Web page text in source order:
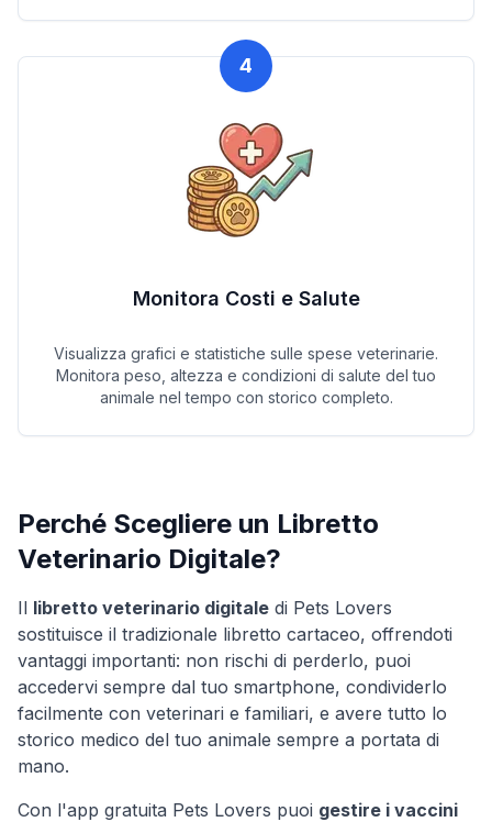
4
Monitora Costi e Salute
Visualizza grafici e statistiche sulle spese veterinarie.
Monitora peso, altezza e condizioni di salute del tuo
animale nel tempo con storico completo.
Perché Scegliere un Libretto
Veterinario Digitale?
Il libretto veterinario digitale di Pets Lovers
sostituisce il tradizionale libretto cartaceo, offrendoti
vantaggi importanti: non rischi di perderlo, puoi
accedervi sempre dal tuo smartphone, condividerlo
facilmente con veterinari e familiari, e avere tutto lo
storico medico del tuo animale sempre a portata di
mano.
Con l'app gratuita Pets Lovers puoi gestire i vaccini